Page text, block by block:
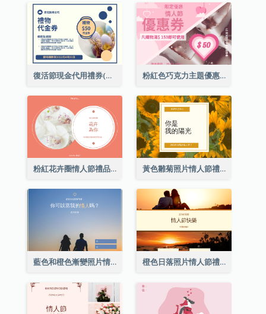
復活節現金代用禮券(附使用細則) 粉紅色巧克力主題優惠券
粉紅花卉圈情人節禮品卡 黃色雛菊照片情人節禮品卡
藍色和橙色漸變照片情人節禮品卡 橙色日落照片情人節禮品卡